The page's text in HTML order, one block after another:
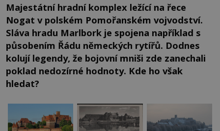
Majestátní hradní komplex ležící na řece
Nogat v polském Pomořanském vojvodství.
Sláva hradu Marlbork je spojena například s
působením Řádu německých rytířů. Dodnes
kolují legendy, že bojovní mniši zde zanechali
poklad nedozírné hodnoty. Kde ho však
hledat?